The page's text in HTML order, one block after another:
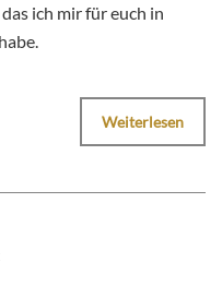
ich mir für euch in
Weiterlesen